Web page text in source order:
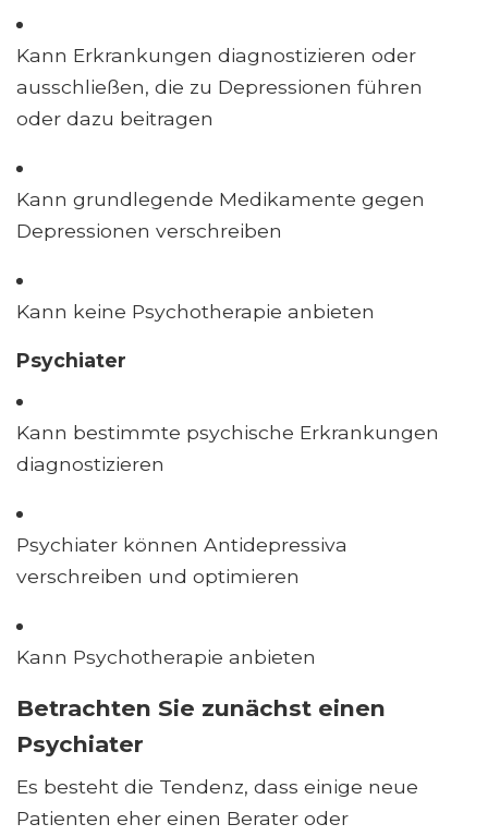
Kann Erkrankungen diagnostizieren oder
ausschließen, die zu Depressionen führen
oder dazu beitragen
Kann grundlegende Medikamente gegen
Depressionen verschreiben
Kann keine Psychotherapie anbieten
Psychiater
Kann bestimmte psychische Erkrankungen
diagnostizieren
Psychiater können Antidepressiva
verschreiben und optimieren
Kann Psychotherapie anbieten
Betrachten Sie zunächst einen
Psychiater
Es besteht die Tendenz, dass einige neue
Patienten eher einen Berater oder